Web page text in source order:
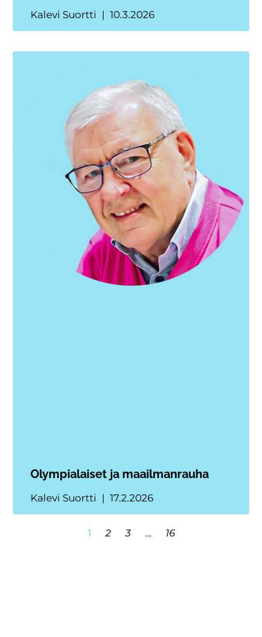
Kalevi Suortti 10.3.2026
Olympialaiset ja maailmanrauha
Kalevi Suortti 17.2.2026
1 2 3 … 16